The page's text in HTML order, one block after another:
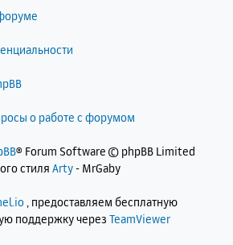
о работе с форумом
® Forum Software © phpBB Limited
стиля Arty- MrGaby
, предоставляем бесплатную
поддержку через TeamViewer